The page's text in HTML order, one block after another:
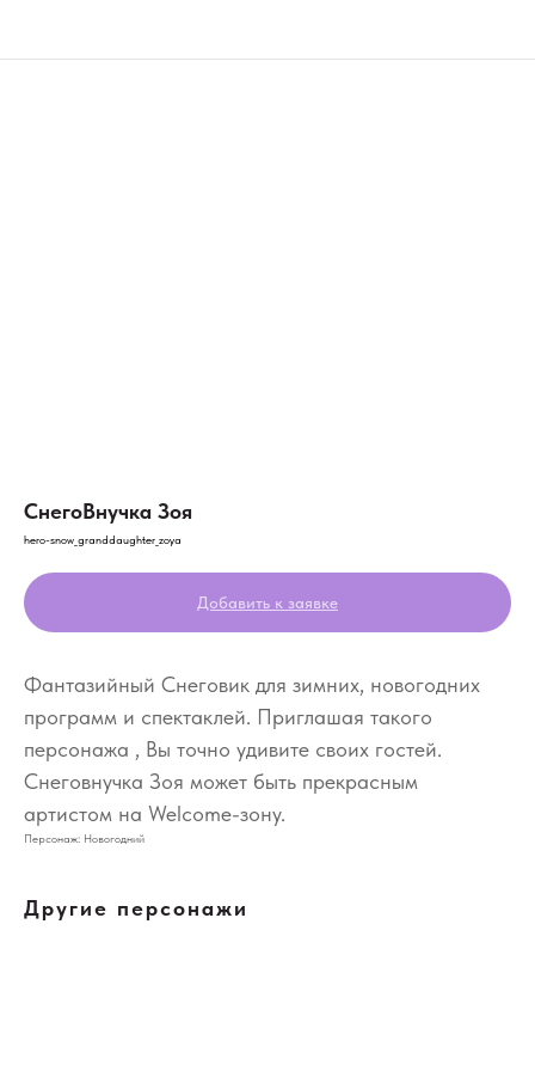
СнегоВнучка Зоя
hero-snow_granddaughter_zoya
Добавить к заявке
Фантазийный Снеговик для зимних, новогодних
программ и спектаклей. Приглашая такого
персонажа , Вы точно удивите своих гостей.
Снеговнучка Зоя может быть прекрасным
артистом на Welcome-зону.
Персонаж: Новогодний
Другие персонажи